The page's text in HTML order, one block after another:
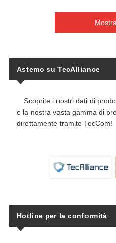
Astemo su TecAlliance
Scoprite i nostri dati di
e la nostra vasta gamma di
direttamente tramite TecCom!
Hotline per la conformità